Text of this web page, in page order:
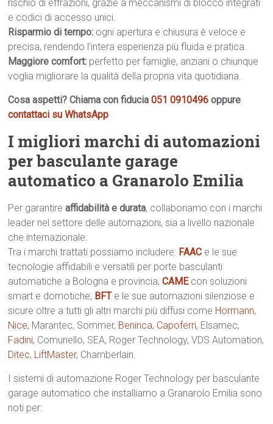
rischio di effrazioni, grazie a meccanismi di blocco integrati
e codici di accesso unici.
Risparmio di tempo: ogni apertura e chiusura è veloce e
precisa, rendendo l’intera esperienza più fluida e pratica.
Maggiore comfort: perfetto per famiglie, anziani o chiunque
voglia migliorare la qualità della propria vita quotidiana.
Cosa aspetti? Chiama con fiducia051 0910496 oppure
contattaci su WhatsApp
I migliori marchi di automazioni
per basculante garage
automatico a Granarolo Emilia
Per garantireaffidabilità e durata, collaboriamo con i marchi
leader nel settore delle automazioni, sia a livello nazionale
che internazionale.
Tra i marchi trattati possiamo includere: FAAC e le sue
tecnologie affidabili e versatili per porte basculanti
automatiche a Bologna e provincia,CAME con soluzioni
smart e domotiche, BFT e le sue automazioni silenziose e
sicure oltre a tutti gli altri marchi più diffusi come Hormann,
Nice, Marantec, Sommer, Beninca, Capoferri, Elsamec,
Fadini, Comunello, SEA, Roger Technology, VDS Automation,
Ditec, LiftMaster, Chamberlain.
I sistemi di automazione Roger Technology per basculante
garage automatico che installiamo a Granarolo Emilia sono
noti per: